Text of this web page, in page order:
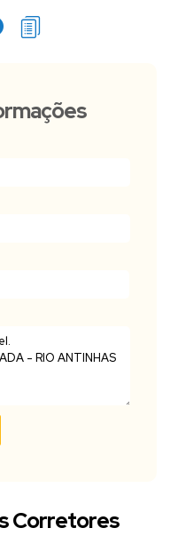
Corretores